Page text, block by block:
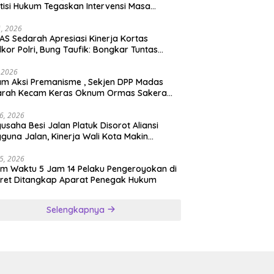
Hukum Tegaskan Intervensi Masa
2026
Sedarah Apresiasi Kinerja Kortas
Polri, Bung Taufik: Bongkar Tuntas
2026
Premanisme , Sekjen DPP Madas
Kecam Keras Oknum Ormas Sakera
2026
Besi Jalan Platuk Disorot Aliansi
Jalan, Kinerja Wali Kota Makin
2026
Waktu 5 Jam 14 Pelaku Pengeroyokan di
Ditangkap Aparat Penegak Hukum
Selengkapnya